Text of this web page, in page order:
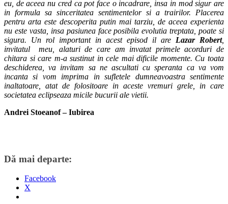
eu, de aceea nu cred ca pot face o incadrare, insa in mod sigur are
in formula sa sinceritatea sentimentelor si a trairilor. Placerea
pentru arta este descoperita putin mai tarziu, de aceea experienta
nu este vasta, insa pasiunea face posibila evolutia treptata, poate si
sigura. Un rol important in acest episod il are Lazar Robert,
invitatul meu, alaturi de care am invatat primele acorduri de
chitara si care m-a sustinut in cele mai dificile momente. Cu toata
deschiderea, va invitam sa ne ascultati cu speranta ca va vom
incanta si vom imprima in sufletele dumneavoastra sentimente
inaltatoare, atat de folositoare in aceste vremuri grele, in care
societatea eclipseaza micile bucurii ale vietii.
Andrei Stoeanof – Iubirea
Dă mai departe:
Facebook
X